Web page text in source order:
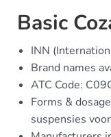
Basic
INN
Brand names
ATC Code:
Forms &
suspensies